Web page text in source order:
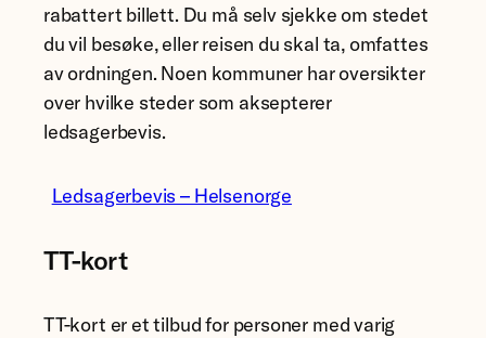
rabattert billett. Du må selv sjekke om stedet
du vil besøke, eller reisen du skal ta, omfattes
av ordningen. Noen kommuner har oversikter
over hvilke steder som aksepterer
ledsagerbevis.
Ledsagerbevis – Helsenorge
TT-kort
TT-kort er et tilbud for personer med varig